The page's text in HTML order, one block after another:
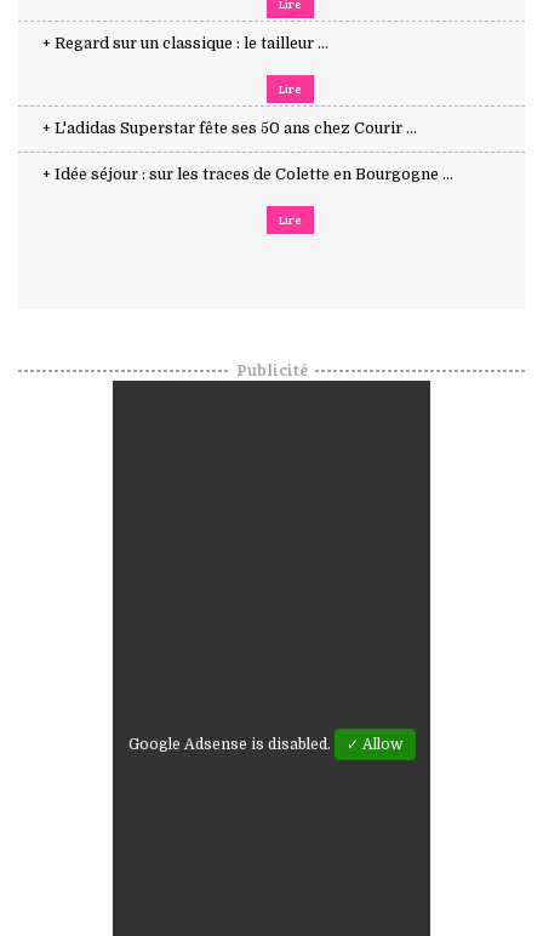
Lire
+ Regard sur un classique : le tailleur ...
Lire
+ L'adidas Superstar fête ses 50 ans chez Courir ...
+ Idée séjour : sur les traces de Colette en Bourgogne ...
Lire
Publicité
Google Adsense is disabled. ✓ Allow